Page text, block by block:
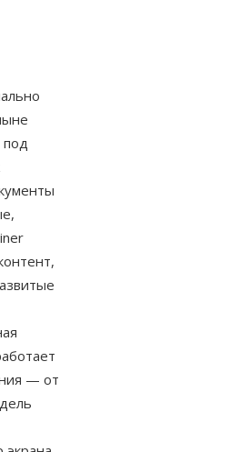
под
— от